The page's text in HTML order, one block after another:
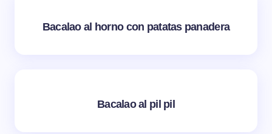
Bacalao al horno con patatas panadera
Bacalao al pil pil